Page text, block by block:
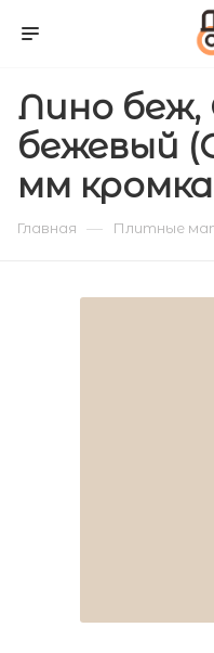
Лино
бежевый
мм кромка
Главная — Плитные